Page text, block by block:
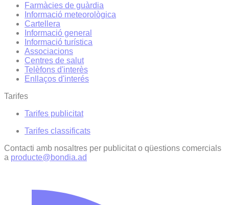
Farmàcies de guàrdia
Informació meteorològica
Cartellera
Informació general
Informació turística
Associacions
Centres de salut
Telèfons d'interès
Enllaços d'interés
Tarifes
Tarifes publicitat
Tarifes classificats
Contacti amb nosaltres per publicitat o qüestions comercials
a producte@bondia.ad